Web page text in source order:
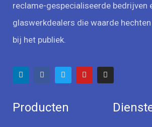
reclame-gespecialiseerde bedrijven
glaswerkdealers die waarde
bij het publiek.
Producten